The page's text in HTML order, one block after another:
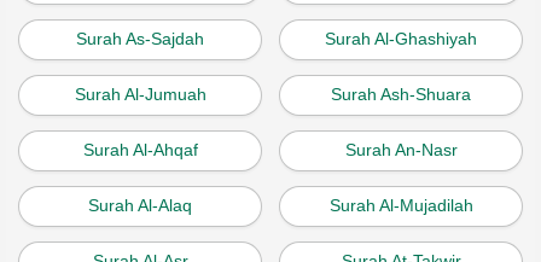
Surah As-Sajdah Surah Al-Ghashiyah
Surah Al-Jumuah Surah Ash-Shuara
Surah Al-Ahqaf Surah An-Nasr
Surah Al-Alaq Surah Al-Mujadilah